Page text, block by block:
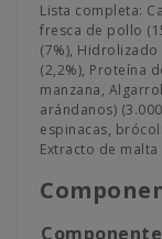
Lista completa:
fresca de pollo
(7%),
(2,2%), Proteína
manzana,
arándanos)
espinacas,
Extracto de malta
Componente